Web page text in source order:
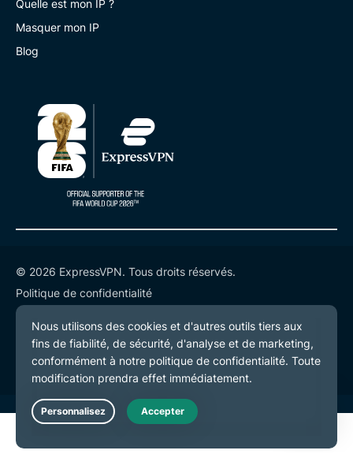
Quelle est mon IP ?
Masquer mon IP
Blog
© 2026 ExpressVPN. Tous droits réservés.
Politique de confidentialité
Conditions de service
Préférences de cookies